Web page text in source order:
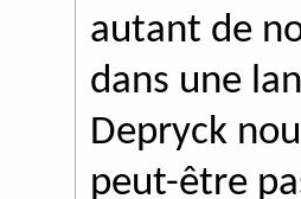
autant de
dans une
Depryck
peut-être